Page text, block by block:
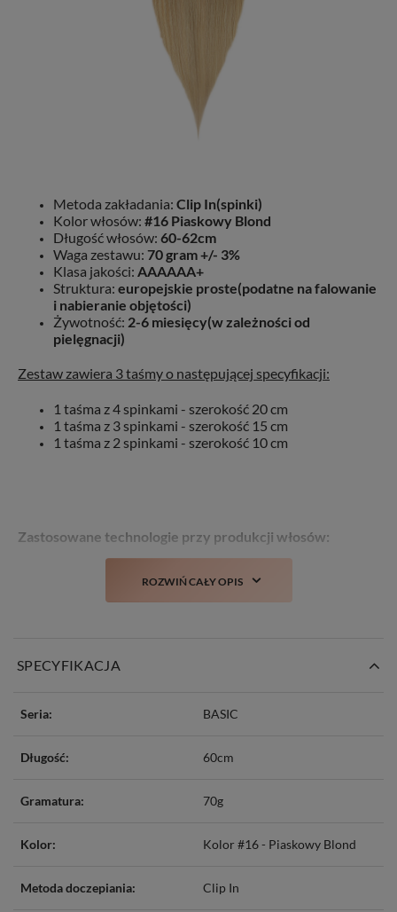
Metoda zakładania: Clip In(spinki)
Kolor włosów: #16 Piaskowy Blond
Długość włosów: 60-62cm
Waga zestawu: 70 gram +/- 3%
Klasa jakości: AAAAAA+
Struktura: europejskie proste(podatne na falowanie
i nabieranie objętości)
Żywotność: 2-6 miesięcy(w zależności od
pielęgnacji)
Zestaw zawiera 3 taśmy o następującej specyfikacji:
1 taśma z 4 spinkami - szerokość 20 cm
1 taśma z 3 spinkami - szerokość 15 cm
1 taśma z 2 spinkami - szerokość 10 cm
Zastosowane technologie przy produkcji włosów:
COLD DYED -farbowane na zimno, co mniej
kręcenie czy obcinanie
wyczucia matowości/szorstkości
– włosy nie mają sztucznego połysku
ROZWIŃ CAŁY OPIS
SPECYFIKACJA
Seria: BASIC
Długość: 60cm
Gramatura: 70g
Kolor: Kolor #16 - Piaskowy Blond
Metoda doczepiania: Clip In